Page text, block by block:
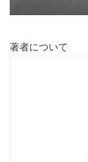
著者について